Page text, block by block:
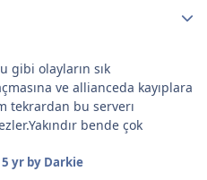
gibi olayların sık
ve allianceda kayıplara
tekrardan bu serverı
bende çok
yrby Darkie